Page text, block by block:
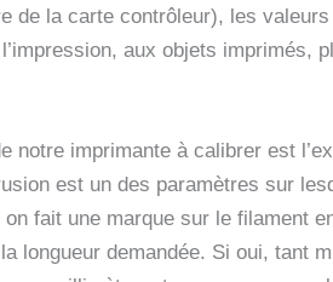
de la carte contrôleur), les
aux objets imprimés,
notre imprimante à calibrer est
est un des paramètres sur
fait une marque sur le filament
longueur demandée. Si oui, tant